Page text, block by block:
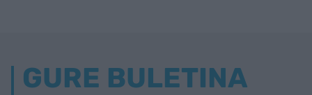
GURE BULETINA